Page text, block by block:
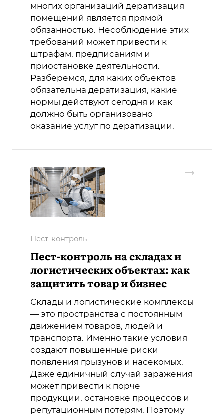
многих организаций дератизация
помещений является прямой
обязанностью. Несоблюдение этих
требований может привести к
штрафам, предписаниям и
приостановке деятельности.
Разберемся, для каких объектов
обязательна дератизация, какие
нормы действуют сегодня и как
должно быть организовано
оказание услуг по дератизации.
Пест-контроль
Пест-контроль на складах и
логистических объектах: как
защитить товар и бизнес
Склады и логистические комплексы
— это пространства с постоянным
движением товаров, людей и
транспорта. Именно такие условия
создают повышенные риски
появления грызунов и насекомых.
Даже единичный случай заражения
может привести к порче
продукции, остановке процессов и
репутационным потерям. Поэтому